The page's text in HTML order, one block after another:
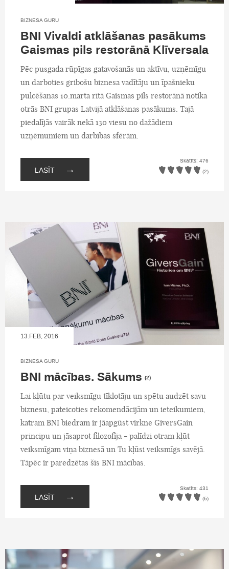
BIZNESA GURU
BNI Vivaldi atklāšanas pasākums
Gaismas pils restorānā Klīversala
Pēc pusgada rūpīgas gatavošanās un aktīvu, uzņēmīgu
un darboties gribošu biznesa vadītāju un īpašnieku
pulcēšanas 10.marta rītā Gaismas pils restorānā notika
otrās BNI grupas Latvijā atklāšanas pasākums. Tajā
piedalījās vairāk nekā 130 viesu no dažādiem
uzņēmumiem un darbības sfērām.
LASĪT →
Skatīts: 476
(2)
13.FEB, 2016
BIZNESA GURU
BNI mācības. Sākums (2)
Lai kļūtu par veiksmīgu tīklotāju un spētu audzēt savu
biznesu, pateicoties rekomendācijām un ieteikumiem,
katram BNI biedram ir jāapgūst virkne GiversGain
principu un jāsaprot filozofija - palīdzi otram kļūt
veiksmīgam viņa biznesā un Tu kļūsi veiksmīgs savējā.
Tāpēc ir paredzētas šīs BNI mācības.
LASĪT →
Skatīts: 431
(5)